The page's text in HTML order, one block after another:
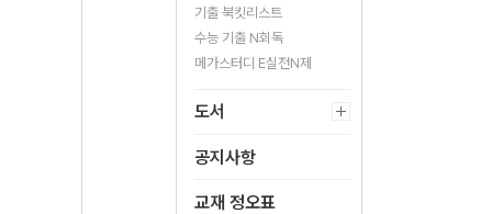
기출 북킷리스트
수능 기출 N회독
메가스터디 E실전N제
도서
공지사항
교재 정오표